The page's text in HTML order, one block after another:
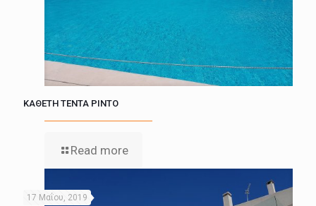
ΚΑΘΕΤΗ ΤΕΝΤΑ ΡΙΝΤΟ
Read more
17 Μαΐου, 2019